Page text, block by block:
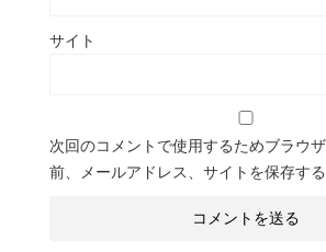
サイト
次回のコメントで使用するためブラウ
前、メールアドレス、サイトを保存する